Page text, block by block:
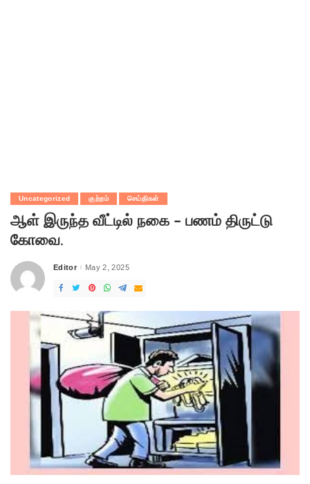
Uncategorized குற்றம் செய்திகள்
ஆள் இருந்த வீட்டில் நகை – பணம் திருட்டு
கோவை.
Posted
Editor May 2, 2025